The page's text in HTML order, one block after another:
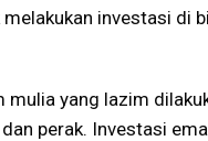
investasi di
mulia yang lazim
perak. Investasi